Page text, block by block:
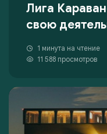
Лига
свою
1 минута на чтение
11 588 просмотров